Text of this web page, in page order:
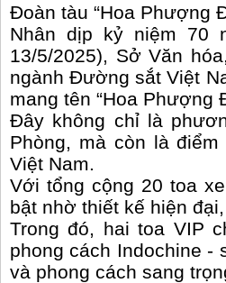
Đoàn tàu “Hoa Phượng
Nhân dịp kỷ niệm 70
13/5/2025), Sở Văn
ngành Đường sắt Việt
mang tên “Hoa Phượng
Đây không chỉ là
Phòng, mà còn là
Việt Nam.
Với tổng cộng 20 toa
bật nhờ thiết kế hiện
Trong đó, hai toa VIP
phong cách Indochine -
và phong cách sang